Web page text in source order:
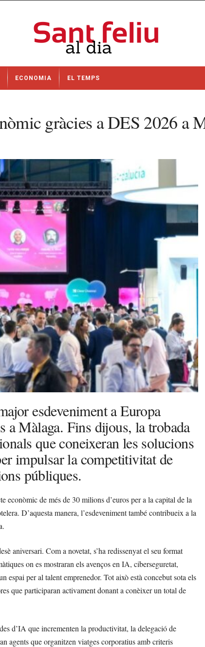
ECONOMIA EL TEMPS
gràcies a DES 2026 a
esdeveniment a Europa
a Màlaga. Fins dijous, la trobada
que coneixeran les solucions
impulsar la competitivitat de
públiques.
econòmic de més de 30 milions d’euros per a la capital de la
D’aquesta manera, l’esdeveniment també contribueix a la
aniversari. Com a novetat, s’ha redissenyat el seu format
on es mostraran els avenços en IA, ciberseguretat,
espai per al talent emprenedor. Tot això està concebut sota els
que participaran activament donant a conèixer un total de
d’IA que incrementen la productivitat, la delegació de
agents que organitzen viatges corporatius amb criteris